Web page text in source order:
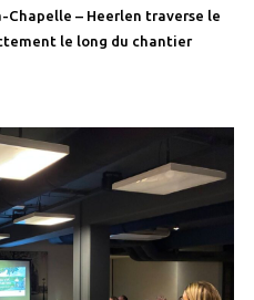
– Heerlen traverse le
le long du chantier